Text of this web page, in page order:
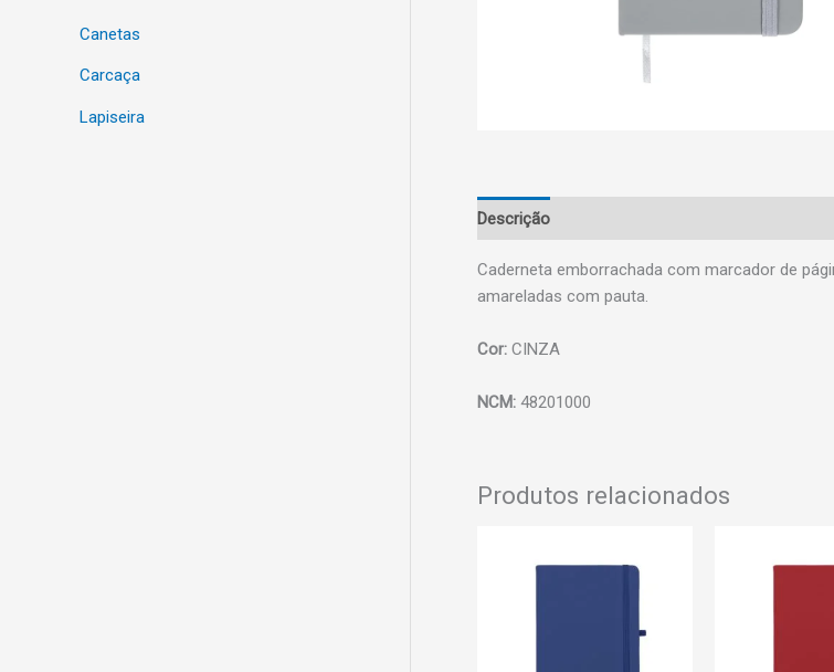
Canetas
Carcaça
Lapiseira
Descrição
Caderneta emborrachada com marcador de
amareladas com pauta.
Cor: CINZA
NCM: 48201000
Produtos relacionados